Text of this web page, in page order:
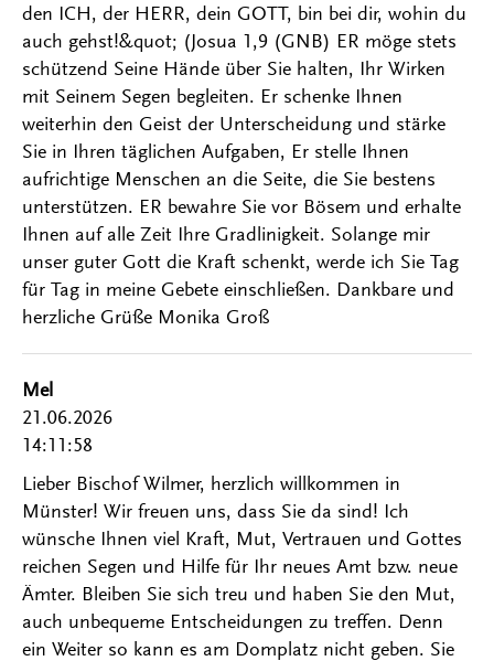
den ICH, der HERR, dein GOTT, bin bei dir, wohin du
auch gehst!&quot; (Josua 1,9 (GNB) ER möge stets
schützend Seine Hände über Sie halten, Ihr Wirken
mit Seinem Segen begleiten. Er schenke Ihnen
weiterhin den Geist der Unterscheidung und stärke
Sie in Ihren täglichen Aufgaben, Er stelle Ihnen
aufrichtige Menschen an die Seite, die Sie bestens
unterstützen. ER bewahre Sie vor Bösem und erhalte
Ihnen auf alle Zeit Ihre Gradlinigkeit. Solange mir
unser guter Gott die Kraft schenkt, werde ich Sie Tag
für Tag in meine Gebete einschließen. Dankbare und
herzliche Grüße Monika Groß
Mel
21.06.2026
14:11:58
Lieber Bischof Wilmer, herzlich willkommen in
Münster! Wir freuen uns, dass Sie da sind! Ich
wünsche Ihnen viel Kraft, Mut, Vertrauen und Gottes
reichen Segen und Hilfe für Ihr neues Amt bzw. neue
Ämter. Bleiben Sie sich treu und haben Sie den Mut,
auch unbequeme Entscheidungen zu treffen. Denn
ein Weiter so kann es am Domplatz nicht geben. Sie